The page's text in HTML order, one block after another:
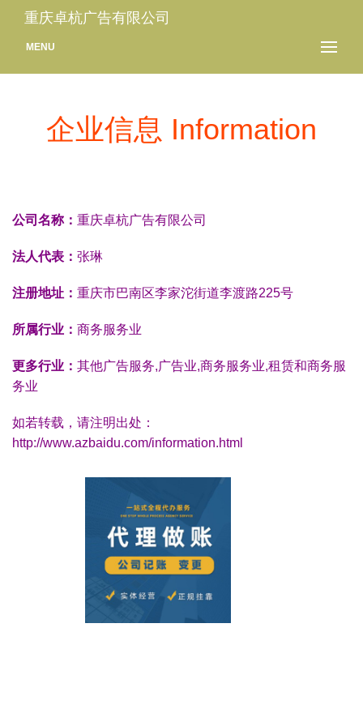
重庆卓杭广告有限公司
MENU
企业信息 Information
公司名称： 重庆卓杭广告有限公司
法人代表： 张琳
注册地址： 重庆市巴南区李家沱街道李渡路225号
所属行业： 商务服务业
更多行业： 其他广告服务,广告业,商务服务业,租赁和商务服
务业
如若转载，请注明出处：
http://www.azbaidu.com/information.html